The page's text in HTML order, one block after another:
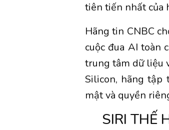
tiên tiến nhất của
Hãng tin CNBC
cuộc đua AI toàn
trung tâm dữ liệu
Silicon, hãng tập
mật và quyền
SIRI THẾ